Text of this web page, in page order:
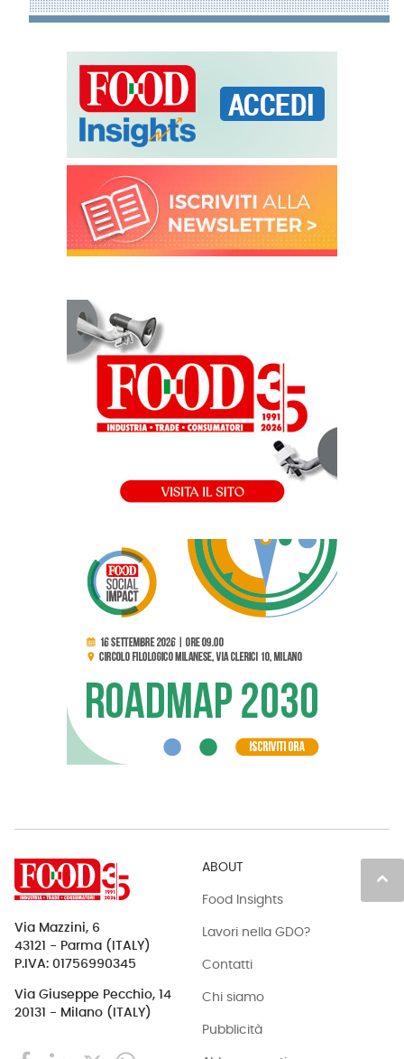
keyboard_arrow_up
Via Mazzini, 6
43121 - Parma (ITALY)
P.IVA: 01756990345
Via Giuseppe Pecchio, 14
20131 - Milano (ITALY)
ABOUT
Food Insights
Lavori nella GDO?
Contatti
Chi siamo
Pubblicità